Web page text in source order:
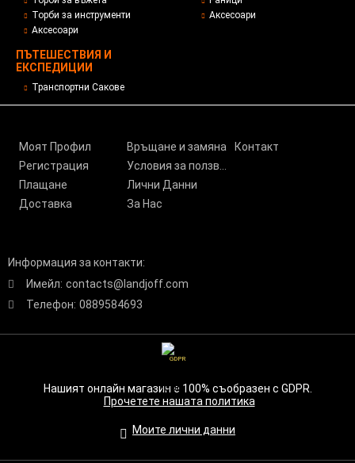
Торби за инструменти
Аксесоари
ПЪТЕШЕСТВИЯ И
ЕКСПЕДИЦИИ
Транспортни Сакове
Аксесоари
Моят Профил
Регистрация
Плащане
Доставка
Връщане и замяна
Условия за ползване
Лични Данни
За Нас
Контакт
Информация за контакти:
Имейл: contacts@landjoff.com
Телефон: 0889584693
GDPR
Нашият онлайн магазин е 100% съобразен с GDPR.
Прочетете нашата политика
Моите лични данни